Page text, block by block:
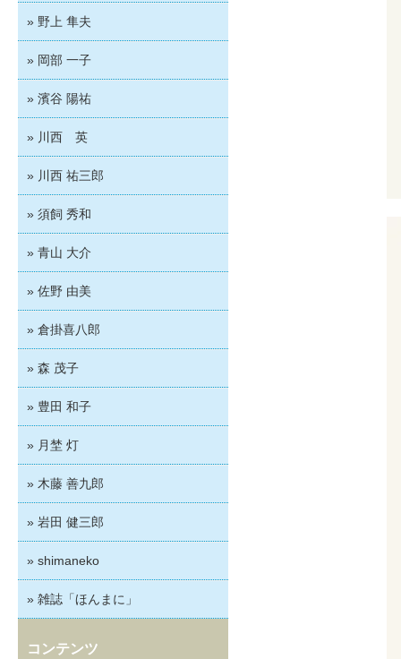
» 野上 隼夫
» 岡部 一子
» 濱谷 陽祐
» 川西 英
» 川西 祐三郎
» 須飼 秀和
» 青山 大介
» 佐野 由美
» 倉掛喜八郎
» 森 茂子
» 豊田 和子
» 月埜 灯
» 木藤 善九郎
» 岩田 健三郎
» shimaneko
» 雑誌「ほんまに」
コンテンツ